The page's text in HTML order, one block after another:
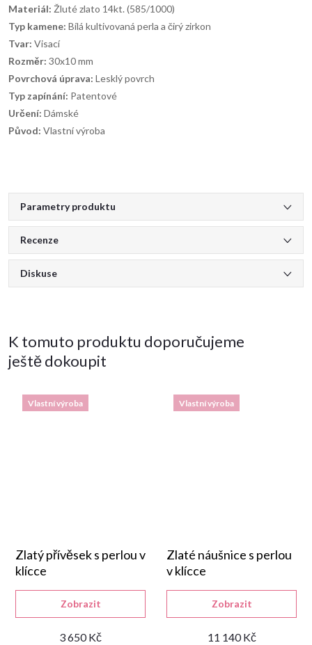
Materiál: Žluté zlato 14kt. (585/1000)
Typ kamene: Bílá kultivovaná perla a čirý zirkon
Tvar: Visací
Rozměr: 30x10 mm
Povrchová úprava: Lesklý povrch
Typ zapínání: Patentové
Určení: Dámské
Původ: Vlastní výroba
Parametry produktu
Recenze
Diskuse
K tomuto produktu doporučujeme
ještě dokoupit
Vlastní výroba
Zlatý přívěsek s perlou v
klícce
3 650 Kč
Zobrazit
Vlastní výroba
Zlaté náušnice s perlou
v klícce
11 140 Kč
Zobrazit